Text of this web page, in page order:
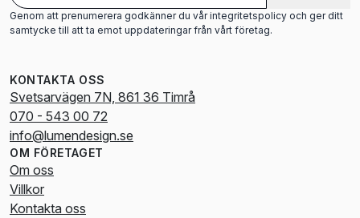
Genom att prenumerera godkänner du vår integritetspolicy och ger ditt
samtycke till att ta emot uppdateringar från vårt företag.
KONTAKTA OSS
Svetsarvägen 7N, 861 36 Timrå
070 - 543 00 72
info@lumendesign.se
OM FÖRETAGET
Om oss
Villkor
Kontakta oss